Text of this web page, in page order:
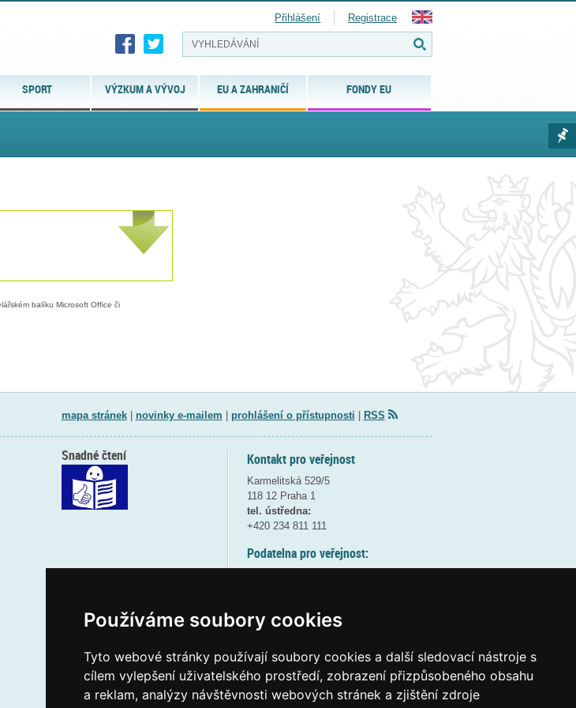
Používáme soubory cookies
Tyto webové stránky používají soubory cookies a další sledovací nástroje s
cílem vylepšení uživatelského prostředí, zobrazení přizpůsobeného obsahu
a reklam, analýzy návštěvnosti webových stránek a zjištění zdroje
SPORT VÝZKUM A VÝVOJ EU A ZAHRANIČÍ FONDY EU
Přihlášení Registrace
balíku Microsoft Office či
mapa stránek| novinky e-mailem prohlášení o přístupnosti RSS
Kontakt pro veřejnost
Karmelitská 529/5
118 12 Praha 1
tel. ústředna:
+420 234 811 111
Podatelna pro veřejnost:
(více informací
Elektronická podatelna:
posta@msmtgov cz
Snadné čtení